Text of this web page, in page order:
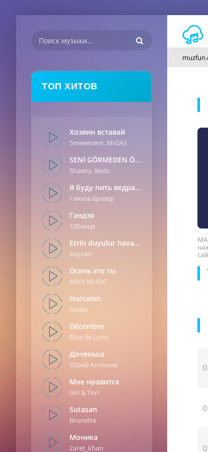
ТОП ХИТОВ
Хозяин вставай
5mewment, MIGAS
SENİ GÖRMEDEN ÖNCE
Shawty, Bedo
Я буду пить ведрами
Гаязов Бразер
Гандзя
100лиця
Etrin duyulur havada
Keyvan
Oсень это ты
ARYA MUSIC
Harcadın
lenabi
Décembre
Élise de Lune
Доченька
Юрий Антонов
Мне нравится
Gin & Tori
Sutasan
Brunette
Моника
Zaret_khan